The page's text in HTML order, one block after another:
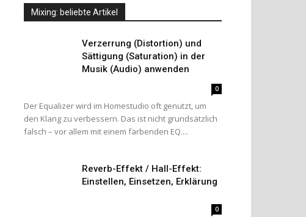
Mixing: beliebte Artikel
Verzerrung (Distortion) und
Sättigung (Saturation) in der
Musik (Audio) anwenden
0
Der Equalizer wird im Homestudio oft genutzt, um
den Klang zu verbessern. Das ist nicht grundsätzlich
falsch – vor allem mit einem färbenden EQ....
Reverb-Effekt / Hall-Effekt:
Einstellen, Einsetzen, Erklärung
0